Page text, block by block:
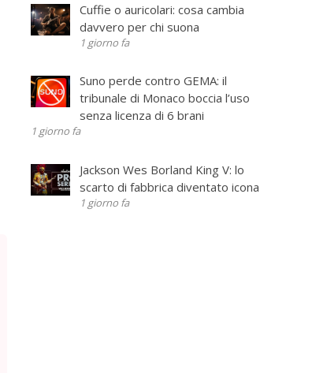
Cuffie o auricolari: cosa cambia
davvero per chi suona
1 giorno fa
Suno perde contro GEMA: il
tribunale di Monaco boccia l’uso
senza licenza di 6 brani
1 giorno fa
Jackson Wes Borland King V: lo
scarto di fabbrica diventato icona
1 giorno fa